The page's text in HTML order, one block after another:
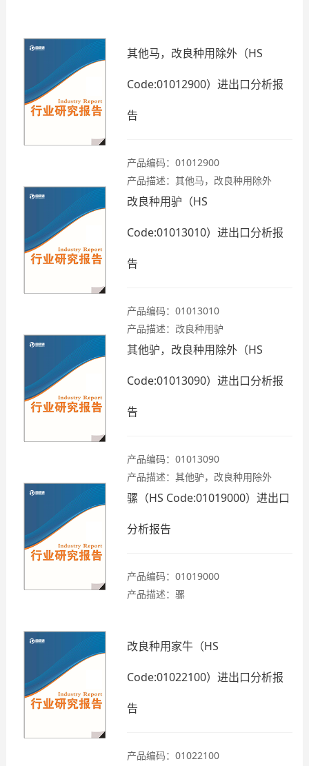
其他马，改良种用除外（HS
Code:01012900）进出口分析报
告
产品编码：01012900
产品描述：其他马，改良种用除外
改良种用驴（HS
Code:01013010）进出口分析报
告
产品编码：01013010
产品描述：改良种用驴
其他驴，改良种用除外（HS
Code:01013090）进出口分析报
告
产品编码：01013090
产品描述：其他驴，改良种用除外
骡（HS Code:01019000）进出口
分析报告
产品编码：01019000
产品描述：骡
改良种用家牛（HS
Code:01022100）进出口分析报
告
产品编码：01022100